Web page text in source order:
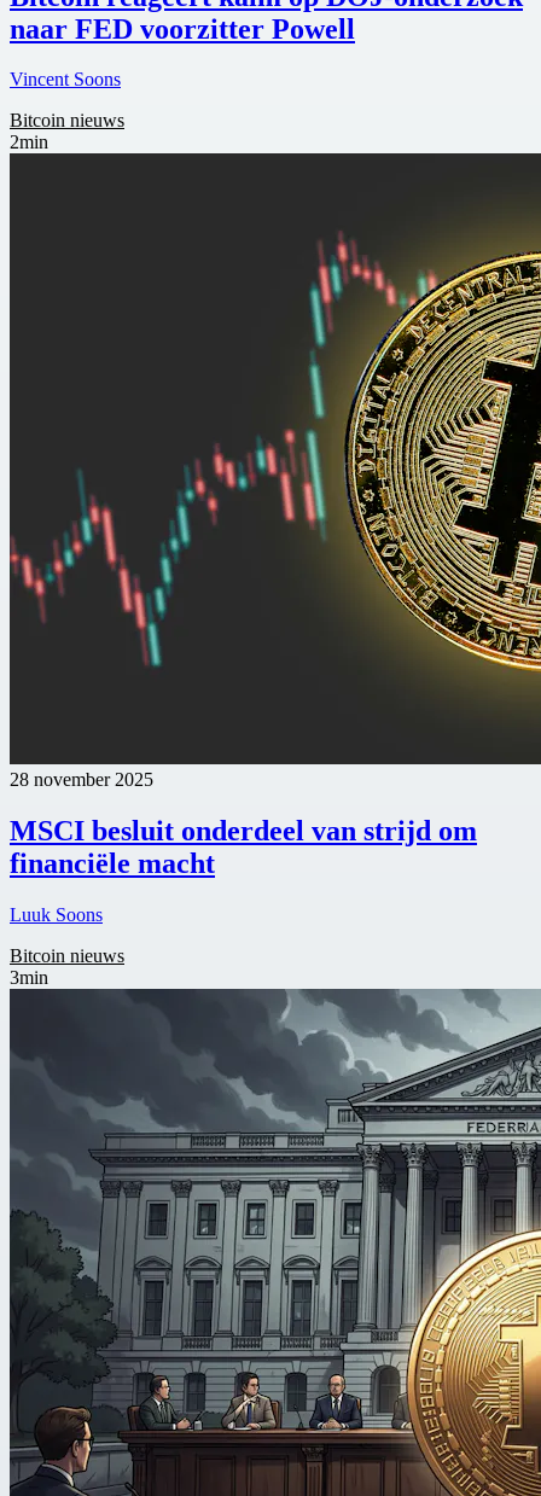
naar FED voorzitter Powell
Vincent Soons
Bitcoin nieuws
2min
28 november 2025
MSCI besluit onderdeel van strijd om
financiële macht
Luuk Soons
Bitcoin nieuws
3min